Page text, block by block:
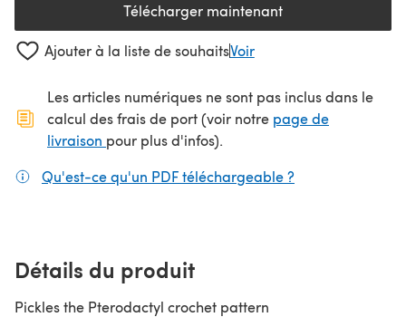
Télécharger maintenant(s'ouvre dans un nouvel
Ajouter à la liste de souhaitsVoir
Les articles numériques ne sont pas inclus dans le
calcul des frais de port (voir notre page de
livraison (s'ouvre dans un nouvel onglet)
pour plus d'infos).
Qu'est-ce qu'un PDF téléchargeable ?
Détails du produit
Pickles the Pterodactyl crochet pattern